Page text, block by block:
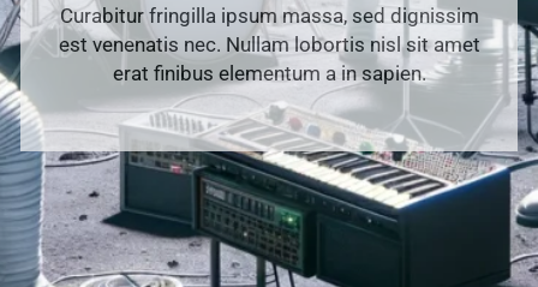
Curabitur fringilla ipsum massa, sed dignissim
est venenatis nec. Nullam lobortis nisl sit amet
erat finibus elementum a in sapien.